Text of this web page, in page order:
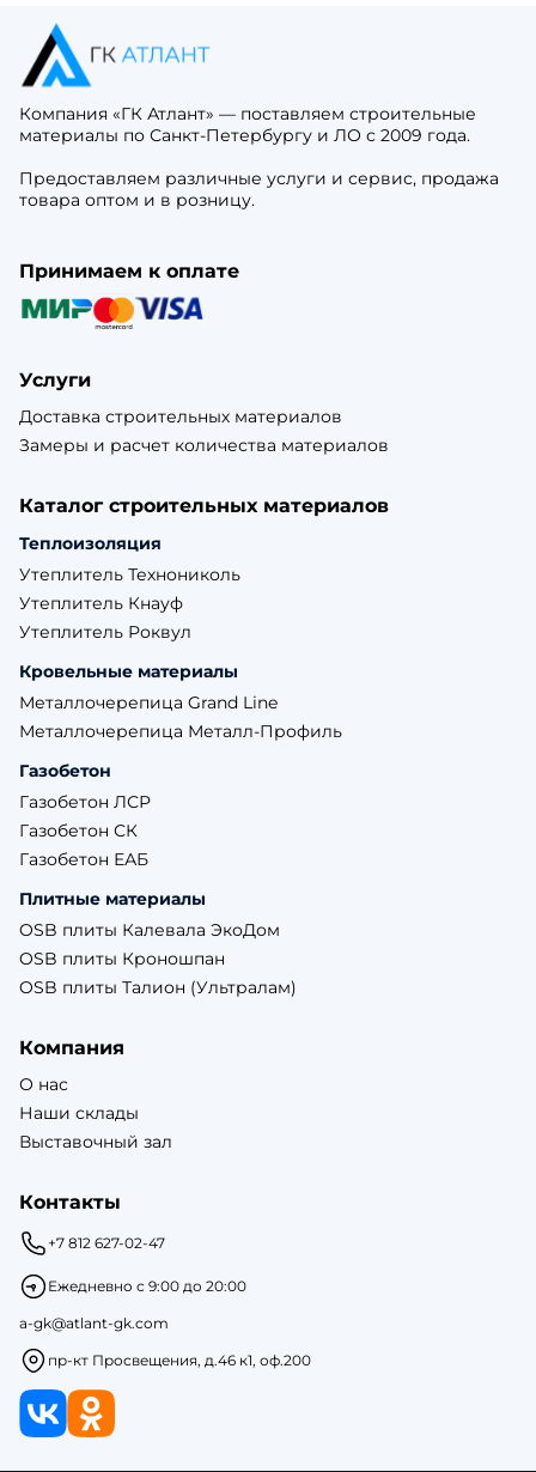
Компания «ГК Атлант» — поставляем строительные
материалы по Санкт-Петербургу и ЛО с 2009 года.
Предоставляем различные услуги и сервис, продажа
товара оптом и в розницу.
Принимаем к оплате
Услуги
Доставка строительных материалов
Замеры и расчет количества материалов
Каталог строительных материалов
Теплоизоляция
Утеплитель Технониколь
Утеплитель Кнауф
Утеплитель Роквул
Кровельные материалы
Металлочерепица Grand Line
Металлочерепица Металл-Профиль
Газобетон
Газобетон ЛСР
Газобетон СК
Газобетон ЕАБ
Плитные материалы
OSB плиты Калевала ЭкоДом
OSB плиты Кроношпан
OSB плиты Талион (Ультралам)
Компания
О нас
Наши склады
Выставочный зал
Контакты
+7 812 627-02-47
Ежедневно с 9:00 до 20:00
a-gk@atlant-gk.com
пр-кт Просвещения, д.46 к1, оф.200